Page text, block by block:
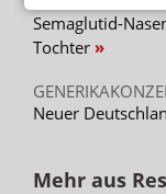
Semaglutid-
Tochter
Neuer
Mehr aus